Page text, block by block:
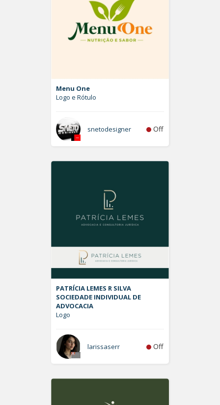
Menu One
Logo e Rótulo
snetodesigner Off
PATRÍCIA LEMES R SILVA
SOCIEDADE INDIVIDUAL DE
ADVOCACIA
Logo
larissaserr Off